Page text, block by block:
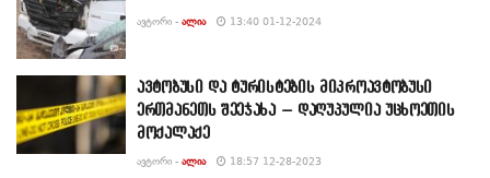
ᲐᲕᲢᲝᲠᲘ - ᲐᲚᲘᲐ 13:40 01-12-2024
ავტობუსი და ტურისტების მიკროავტობუსი
ერთმანეთს შეეჯახა – დაღუპულია უცხოეთის
მოქალაქე
ᲐᲕᲢᲝᲠᲘ - ᲐᲚᲘᲐ 18:57 12-28-2023